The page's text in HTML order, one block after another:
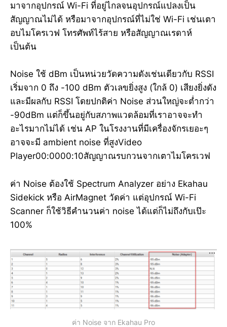
มาจากอุปกรณ์ Wi-Fi ที่อยู่ไกลจนอุปกรณ์แปลงเป็น
สัญญาณไม่ได้ หรือมาจากอุปกรณ์ที่ไม่ใช่ Wi-Fi เช่นเตา
อบไมโครเวฟ โทรศัพท์ไร้สาย หรือสัญญาณเรดาห์
เป็นต้น
Noise ใช้ dBm เป็นหน่วยวัดความดังเช่นเดียวกับ RSSI
เริ่มจาก 0 ถึง -100 dBm ตัวเลขยิ่งสูง (ใกล้ 0) เสียงยิ่งดัง
และมีผลกับ RSSI โดยปกติค่า Noise ส่วนใหญ่จะต่ำกว่า
-90dBm แต่ก็ขึ้นอยู่กับสภาพแวดล้อมที่เราอาจจะทำ
อะไรมากไม่ได้ เช่น AP ในโรงงานที่มีเครื่องจักรเยอะๆ
อาจจะมี ambient noise ที่สูงVideo
Player00:0000:10สัญญาณรบกวนจากเตาไมโครเวฟ
ค่า Noise ต้องใช้ Spectrum Analyzer อย่าง Ekahau
Sidekick หรือ AirMagnet วัดค่า แต่อุปกรณ์ Wi-Fi
Scanner ก็ใช้วิธีคำนวนค่า noise ได้แต่ก็ไม่ถึงกับเป๊ะ
100%
ค่า Noise จาก Ekahau Pro